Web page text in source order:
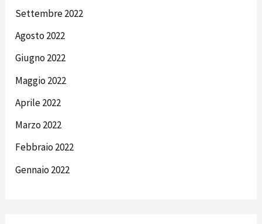
Settembre 2022
Agosto 2022
Giugno 2022
Maggio 2022
Aprile 2022
Marzo 2022
Febbraio 2022
Gennaio 2022